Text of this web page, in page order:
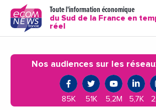
Toute l'information économique
du Sud de la France en
réel
Nos audiences sur les
85K 51K 5,2M 5,7K